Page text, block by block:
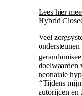
Lees hier
Hybrid
Veel
doelwaarden
neonatale
‘‘Tijdens
autorijden en